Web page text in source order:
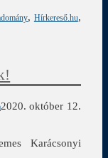
, Hírkereső.hu,
2020. október 12.
Karácsonyi